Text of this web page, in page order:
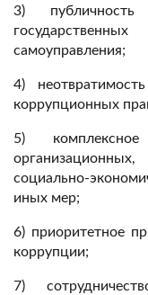
3)
самоуправления;
4)
коррупционных
5) комплексное
организационных,
социально-
иных мер;
6) приоритетное
коррупции;
7)